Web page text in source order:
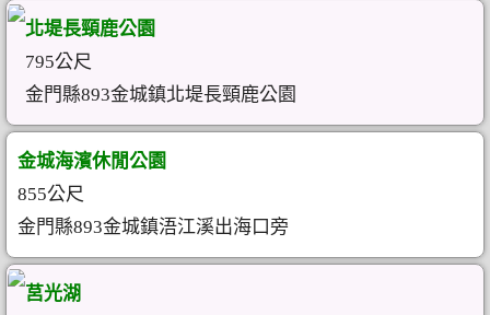
北堤長頸鹿公園
795公尺
金門縣893金城鎮北堤長頸鹿公園
金城海濱休閒公園
855公尺
金門縣893金城鎮浯江溪出海口旁
莒光湖